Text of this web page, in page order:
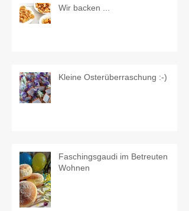
Wir backen ...
Kleine Osterüberraschung :-)
Faschingsgaudi im Betreuten
Wohnen